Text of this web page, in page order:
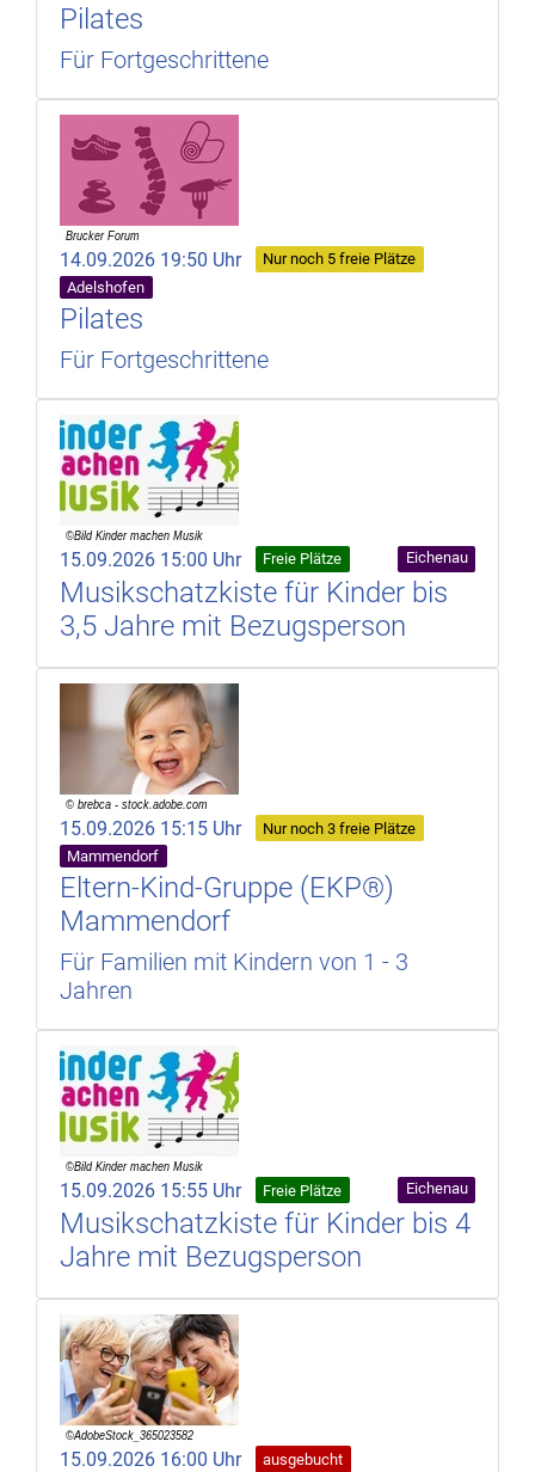
Pilates
Für Fortgeschrittene
14.09.2026 19:50 Uhr
Nur noch 5 freie Plätze
Adelshofen
Pilates
Für Fortgeschrittene
15.09.2026 15:00 Uhr Freie Plätze Eichenau
Musikschatzkiste für Kinder bis
3,5 Jahre mit Bezugsperson
15.09.2026 15:15 Uhr
Nur noch 3 freie Plätze
Mammendorf
Eltern-Kind-Gruppe (EKP®)
Mammendorf
Für Familien mit Kindern von 1 - 3
Jahren
15.09.2026 15:55 Uhr Freie Plätze Eichenau
Musikschatzkiste für Kinder bis 4
Jahre mit Bezugsperson
15.09.2026 16:00 Uhr ausgebucht